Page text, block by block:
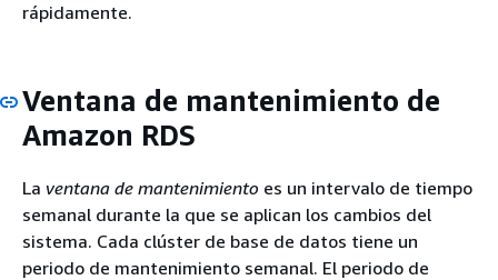
rápidamente.
Ventana de mantenimiento de
Amazon RDS
La ventana de mantenimiento es un intervalo de tiempo
semanal durante la que se aplican los cambios del
sistema. Cada clúster de base de datos tiene un
periodo de mantenimiento semanal. El periodo de